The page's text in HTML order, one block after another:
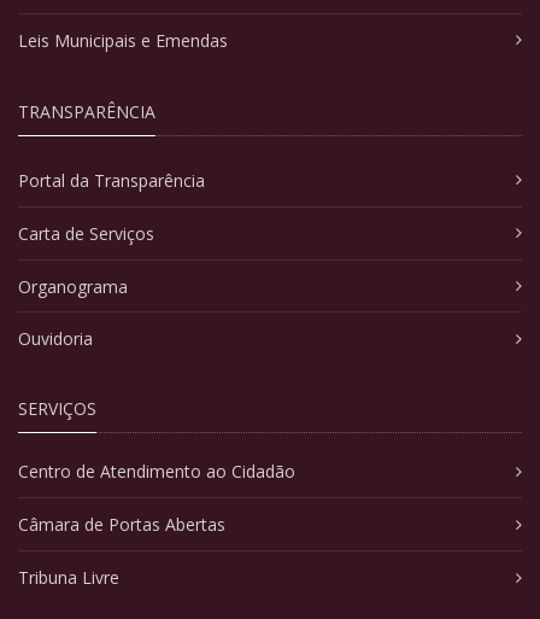
Leis Municipais e Emendas
TRANSPARÊNCIA
Portal da Transparência
Carta de Serviços
Organograma
Ouvidoria
SERVIÇOS
Centro de Atendimento ao Cidadão
Câmara de Portas Abertas
Tribuna Livre